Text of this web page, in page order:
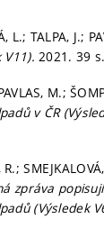
L.; TALPA, J.;
V11).2021. 39 s.
M.;
v ČR
zpráva
(Výsledek